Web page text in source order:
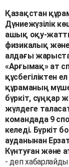
Қазақстан
Дүниежүзілік
ашық оқу-
физикалық
алдағы
«Арғымақ» ат
құсбегіліктен
құраманың
бүркіт, сұңқар
жүлдеге
командада 9
келеді. Бүркіт
ауданынан
Күнтуған және
- деп хабарлайды